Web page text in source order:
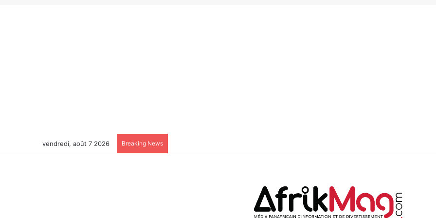
vendredi, août 7 2026 Breaking News